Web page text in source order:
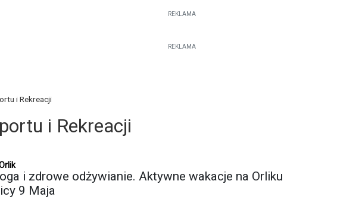
REKLAMA
REKLAMA
i Rekreacji
i Rekreacji
i zdrowe odżywianie. Aktywne wakacje na Orliku
9 Maja